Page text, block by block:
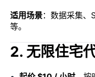
适用场景：数据采集、
等。
2. 无限住宅